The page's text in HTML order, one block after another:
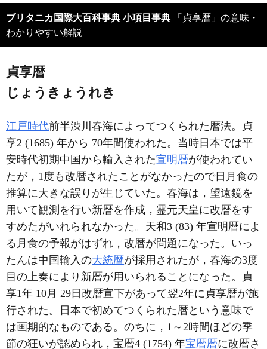
ブリタニカ国際大百科事典 小項目事典
わかりやすい解説
貞享暦
じょうきょうれき
江戸時代前半渋川春海によってつくられた暦法。貞
享2 (1685) 年から 70年間使われた。当時日本では平
安時代初期中国から輸入された宣明暦が使われてい
たが，1度も改暦されたことがなかったので日月食の
推算に大きな誤りが生じていた。春海は，望遠鏡を
用いて観測を行い新暦を作成，霊元天皇に改暦をす
すめたがいれられなかった。天和3 (83) 年宣明暦によ
る月食の予報がはずれ，改暦が問題になった。いっ
たんは中国輸入の大統暦が採用されたが，春海の3度
目の上奏により新暦が用いられることになった。貞
享1年 10月 29日改暦宣下があって翌2年に貞享暦が施
行された。日本で初めてつくられた暦という意味で
は画期的なものである。のちに，1～2時間ほどの季
節の狂いが認められ，宝暦4 (1754) 年宝暦暦に改暦さ